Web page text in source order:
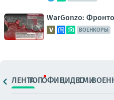
WarGonzo:
ВОЕНКОРЫ
ЛЕНТАТОПОФИЦ.ВИДЕОСМИ